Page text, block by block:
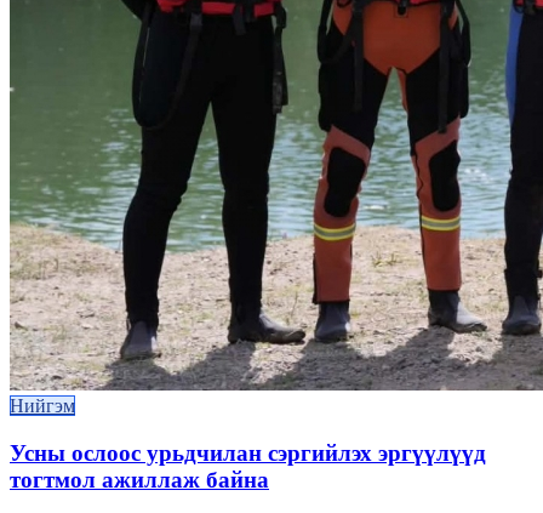
Нийгэм
Усны ослоос урьдчилан сэргийлэх эргүүлүүд
тогтмол ажиллаж байна